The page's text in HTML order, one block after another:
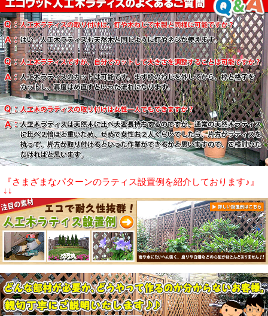
『さまざまなパターンのラティス設置例を紹介しております♪』
↓↓